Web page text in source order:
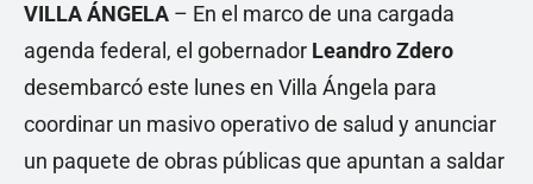
VILLA ÁNGELA – En el marco de una cargada
agenda federal, el gobernador Leandro Zdero
desembarcó este lunes en Villa Ángela para
coordinar un masivo operativo de salud y anunciar
un paquete de obras públicas que apuntan a saldar